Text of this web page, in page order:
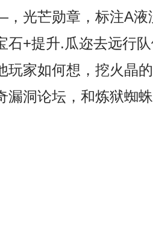
光芒勋章，标注A液
石+提升.瓜迩去远行
玩家如何想，挖火晶
漏洞论坛，和炼狱蜘